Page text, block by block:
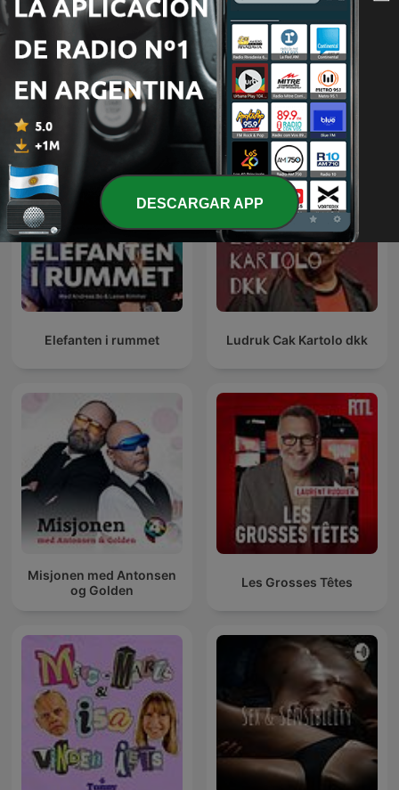
Confidencias de
Panamericana
La Cotorrisa
Más podcasts internacionales de Comedia
Elefanten i rummet Ludruk Cak Kartolo dkk
Misjonen med Antonsen
og Golden
Les Grosses Têtes
DESCARGAR APP